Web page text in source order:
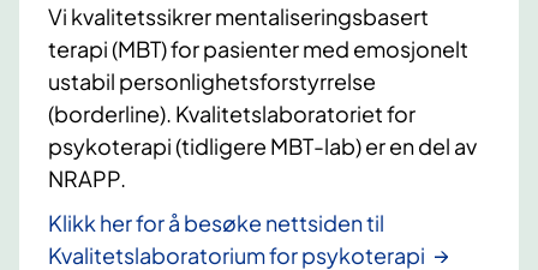
r
e
l
s
e
i
D
i
Vi kvalitetssikrer mentaliseringsbasert
terapi (MBT) for pasienter med emosjonelt
ustabil personlighetsforstyrrelse
(borderline). Kvalitetslaboratoriet for
psykoterapi (tidligere MBT-lab) er en del av
NRAPP.
Klikk her for å besøke nettsiden til
Kvalitetslaboratorium for psykoterapi